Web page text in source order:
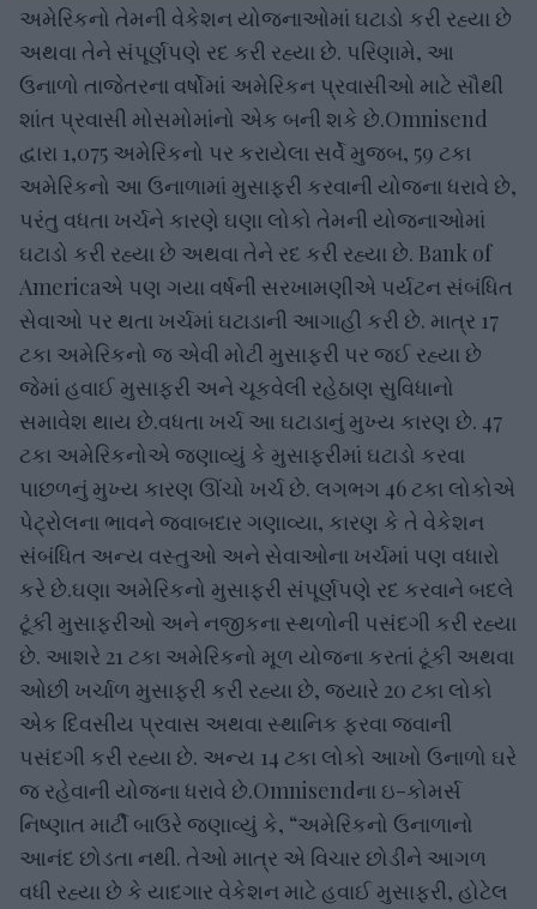
અમેરિકનો તેમની વેકેશન યોજનાઓમાં ઘટાડો કરી રહ્યા છે
અથવા તેને સંપૂર્ણપણે રદ કરી રહ્યા છે. પરિણામે, આ
ઉનાળો તાજેતરના વર્ષોમાં અમેરિકન પ્રવાસીઓ માટે સૌથી
શાંત પ્રવાસી મોસમોમાંનો એક બની શકે છે.Omnisend
દ્વારા 1,075 અમેરિકનો પર કરાયેલા સર્વે મુજબ, 59 ટકા
અમેરિકનો આ ઉનાળામાં મુસાફરી કરવાની યોજના ધરાવે છે,
પરંતુ વધતા ખર્ચને કારણે ઘણા લોકો તેમની યોજનાઓમાં
ઘટાડો કરી રહ્યા છે અથવા તેને રદ કરી રહ્યા છે. Bank of
Americaએ પણ ગયા વર્ષની સરખામણીએ પર્યટન સંબંધિત
સેવાઓ પર થતા ખર્ચમાં ઘટાડાની આગાહી કરી છે. માત્ર 17
ટકા અમેરિકનો જ એવી મોટી મુસાફરી પર જઈ રહ્યા છે
જેમાં હવાઈ મુસાફરી અને ચૂકવેલી રહેઠાણ સુવિધાનો
સમાવેશ થાય છે.વધતા ખર્ચ આ ઘટાડાનું મુખ્ય કારણ છે. 47
ટકા અમેરિકનોએ જણાવ્યું કે મુસાફરીમાં ઘટાડો કરવા
પાછળનું મુખ્ય કારણ ઊંચો ખર્ચ છે. લગભગ 46 ટકા લોકોએ
પેટ્રોલના ભાવને જવાબદાર ગણાવ્યા, કારણ કે તે વેકેશન
સંબંધિત અન્ય વસ્તુઓ અને સેવાઓના ખર્ચમાં પણ વધારો
કરે છે.ઘણા અમેરિકનો મુસાફરી સંપૂર્ણપણે રદ કરવાને બદલે
ટૂંકી મુસાફરીઓ અને નજીકના સ્થળોની પસંદગી કરી રહ્યા
છે. આશરે 21 ટકા અમેરિકનો મૂળ યોજના કરતાં ટૂંકી અથવા
ઓછી ખર્ચાળ મુસાફરી કરી રહ્યા છે, જ્યારે 20 ટકા લોકો
એક દિવસીય પ્રવાસ અથવા સ્થાનિક ફરવા જવાની
પસંદગી કરી રહ્યા છે. અન્ય 14 ટકા લોકો આખો ઉનાળો ઘરે
જ રહેવાની યોજના ધરાવે છે.Omnisendના ઇ-કોમર્સ
નિષ્ણાત માર્ટી બાઉરે જણાવ્યું કે, “અમેરિકનો ઉનાળાનો
આનંદ છોડતા નથી. તેઓ માત્ર એ વિચાર છોડીને આગળ
વધી રહ્યા છે કે યાદગાર વેકેશન માટે હવાઈ મુસાફરી, હોટેલ